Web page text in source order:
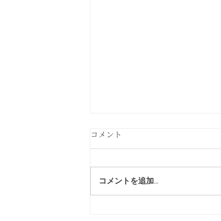
丸太を仕分けております。
丸太を選別して仕分け作業をや
(重機)が御高齢であちこちガタ
が来てますが頑張って貰ってま
す。
コメント
コメントを追加…